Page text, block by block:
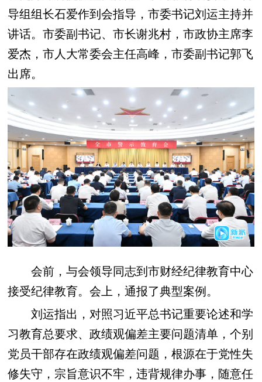
导组组长石爱作到会指导，市委书记刘运主持并
讲话。市委副书记、市长谢兆村，市政协主席李
爱杰，市人大常委会主任高峰，市委副书记郭飞
出席。
会前，与会领导同志到市财经纪律教育中心
接受纪律教育。会上，通报了典型案例。
刘运指出，对照习近平总书记重要论述和学
习教育总要求、政绩观偏差主要问题清单，个别
党员干部存在政绩观偏差问题，根源在于党性失
修失守，宗旨意识不牢，违背规律办事，随意任